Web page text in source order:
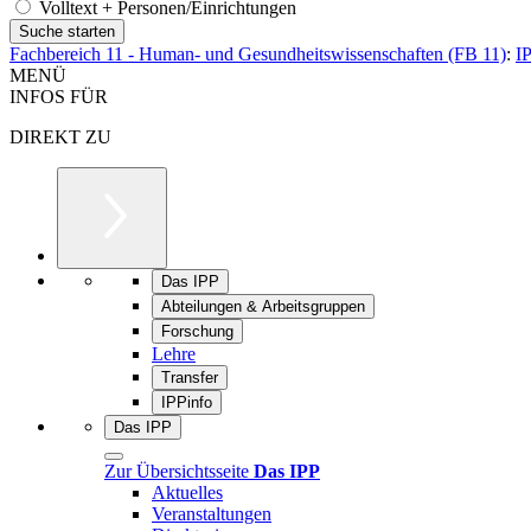
Volltext + Personen/Einrichtungen
Fachbereich 11 - Human- und Gesundheitswissenschaften (FB 11):
MENÜ
INFOS FÜR
DIREKT ZU
Das IPP
Abteilungen & Arbeitsgruppen
Forschung
Lehre
Transfer
IPPinfo
Das IPP
Zur Übersichtsseite Das IPP
Aktuelles
Veranstaltungen